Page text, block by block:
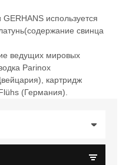
используется
свинца
ведущих мировых
Parinox
картридж
(Германия).